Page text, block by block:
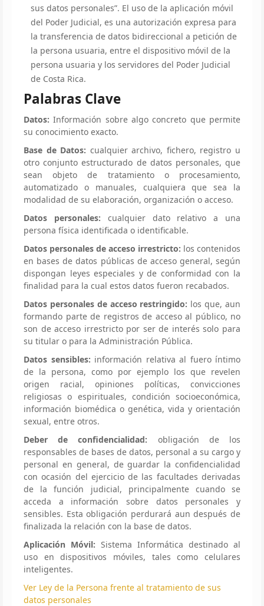
sus datos personales”. El uso de la aplicación móvil
del Poder Judicial, es una autorización expresa para
la transferencia de datos bidireccional a petición de
la persona usuaria, entre el dispositivo móvil de la
persona usuaria y los servidores del Poder Judicial
de Costa Rica.
Palabras Clave
Datos: Información sobre algo concreto que permite
su conocimiento exacto.
Base de Datos: cualquier archivo, fichero, registro u
otro conjunto estructurado de datos personales, que
sean objeto de tratamiento o procesamiento,
automatizado o manuales, cualquiera que sea la
modalidad de su elaboración, organización o acceso.
Datos personales: cualquier dato relativo a una
persona física identificada o identificable.
Datos personales de acceso irrestricto: los contenidos
en bases de datos públicas de acceso general, según
dispongan leyes especiales y de conformidad con la
finalidad para la cual estos datos fueron recabados.
Datos personales de acceso restringido: los que, aun
formando parte de registros de acceso al público, no
son de acceso irrestricto por ser de interés solo para
su titular o para la Administración Pública.
Datos sensibles: información relativa al fuero íntimo
de la persona, como por ejemplo los que revelen
origen racial, opiniones políticas, convicciones
religiosas o espirituales, condición socioeconómica,
información biomédica o genética, vida y orientación
sexual, entre otros.
Deber de confidencialidad: obligación de los
responsables de bases de datos, personal a su cargo y
personal en general, de guardar la confidencialidad
con ocasión del ejercicio de las facultades derivadas
de la función judicial, principalmente cuando se
acceda a información sobre datos personales y
sensibles. Esta obligación perdurará aun después de
finalizada la relación con la base de datos.
Aplicación Móvil: Sistema Informática destinado al
uso en dispositivos móviles, tales como celulares
inteligentes.
Ver Ley de la Persona frente al tratamiento de sus
datos personales